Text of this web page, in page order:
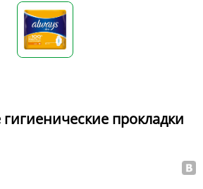
прокладки